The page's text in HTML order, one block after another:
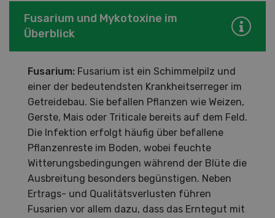
Fusarium und Mykotoxine im
Überblick
Fusarium: Fusarium ist ein Schimmelpilz und
einer der bedeutendsten Krankheitserreger im
Getreidebau. Sie befallen Pflanzen wie Weizen,
Gerste, Mais oder Triticale bereits auf dem Feld.
Die Infektion erfolgt häufig über befallene
Pflanzenreste im Boden, wobei feuchte
Witterungsbedingungen während der Blüte die
Ausbreitung besonders begünstigen. Neben
Ertrags- und Qualitätsverlusten führen
Fusarien vor allem dazu, dass das Erntegut mit